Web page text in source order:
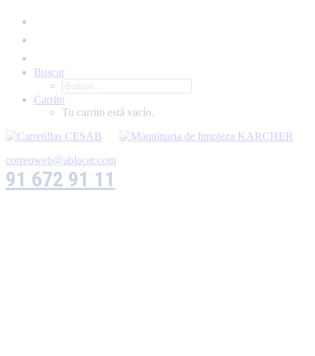
Buscar
Carrito
Tu carrito está vacío.
correoweb@ablacar.com
91 672 91 11